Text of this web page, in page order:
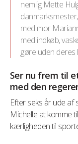
nemlig Mette
med mor
med indkøb,
gøre uden deres
Ser nu frem til
med den
Efter seks år ude
Michelle at komme
kærligheden til